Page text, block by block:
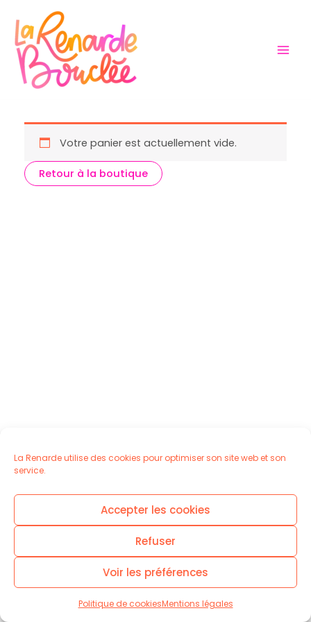
La Renarde utilise des cookies pour optimiser son site web et son
service.
Accepter les cookies
Refuser
Voir les préférences
Politique de cookiesMentions légales
contenu
Votre panier est actuellement vide.
Retour à la boutique
Tous droits réservés © Théa Lime-Lyet • La Renarde Bouclée
2026 –Mentions légales